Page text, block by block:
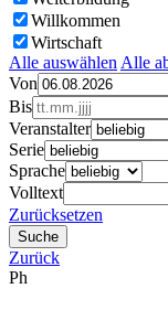
Willkommen
Wirtschaft
Alle auswählen Alle
Von
Bis
Veranstalter
Serie
Sprache
Volltext
Zurücksetzen
Zurück
Ph